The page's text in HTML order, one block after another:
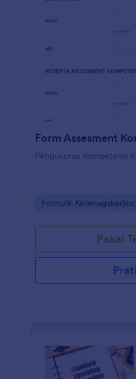
Form Assesment
Pengukuran Kompetensi
Go to Category:
Formulir
Pakai